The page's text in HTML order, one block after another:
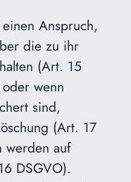
Anspruch,
die zu ihr
(Art. 15
wenn
sind,
(Art. 17
werden auf
DSGVO).